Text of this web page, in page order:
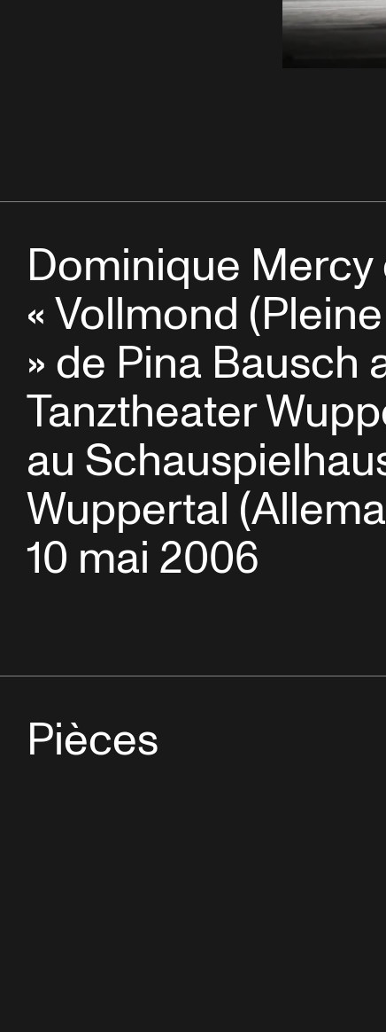
Dominique Mercy
« Vollmond
» de Pina Bausch
Tanztheater
au
Wuppertal
10 mai 2006
Pièces